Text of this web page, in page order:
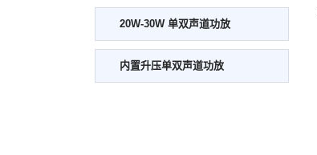
20W-30W 单双声道功放
内置升压单双声道功放